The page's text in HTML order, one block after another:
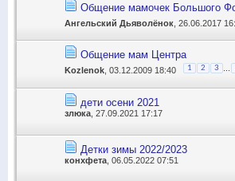
Общение мамочек Большого
Ангельский Дьяволёнок , 26.06.2017
Общение мам Центра
Kozlenok , 03.12.2009 18:40 1 2 3
дети осени 2021
злюка , 27.09.2021 17:17
Детки зимы 2022/2023
конхфета , 06.05.2022 07:51